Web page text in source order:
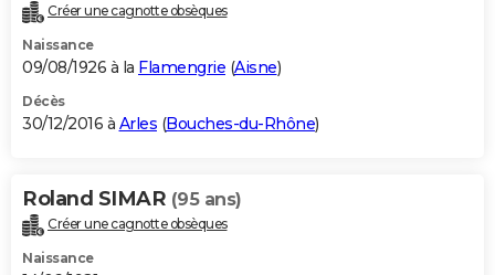
Créer une cagnotte obsèques
Naissance
09/08/1926 à la Flamengrie (Aisne)
Décès
30/12/2016 à Arles (Bouches-du-Rhône)
Roland SIMAR (95 ans)
Créer une cagnotte obsèques
Naissance